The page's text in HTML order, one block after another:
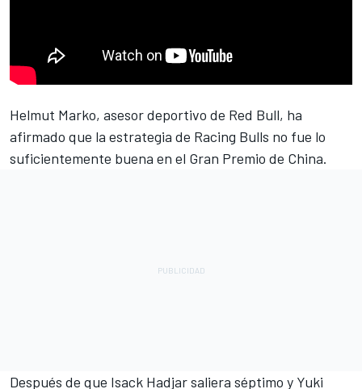
Helmut Marko, asesor deportivo de Red Bull, ha
afirmado que la estrategia de Racing Bulls no fue lo
suficientemente buena en el Gran Premio de China.
Después de que Isack Hadjarsaliera séptimo y Yuki